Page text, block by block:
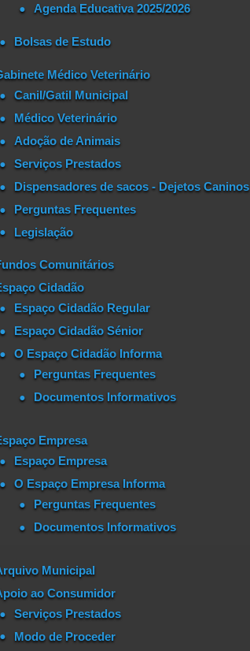
Agenda Educativa 2025/2026
Bolsas de Estudo
Médico Veterinário
Canil/Gatil Municipal
Médico Veterinário
Adoção de Animais
Serviços Prestados
Dispensadores de sacos - Dejetos Caninos
Perguntas Frequentes
Legislação
Comunitários
Cidadão
Espaço Cidadão Regular
Espaço Cidadão Sénior
O Espaço Cidadão Informa
Perguntas Frequentes
Documentos Informativos
Empresa
Espaço Empresa
O Espaço Empresa Informa
Perguntas Frequentes
Documentos Informativos
Municipal
ao Consumidor
Serviços Prestados
Modo de Proceder